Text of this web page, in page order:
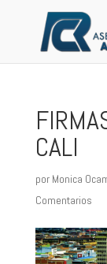
CALI
por Monica
Comentarios